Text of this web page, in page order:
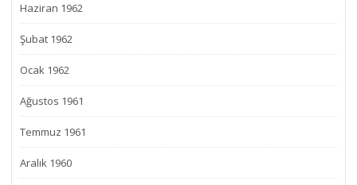
Haziran 1962
Şubat 1962
Ocak 1962
Ağustos 1961
Temmuz 1961
Aralık 1960